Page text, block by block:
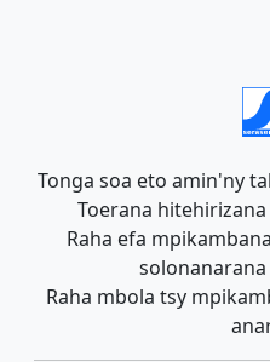
Tonga soa eto amin'ny
Toerana
Raha efa
Raha mbola tsy